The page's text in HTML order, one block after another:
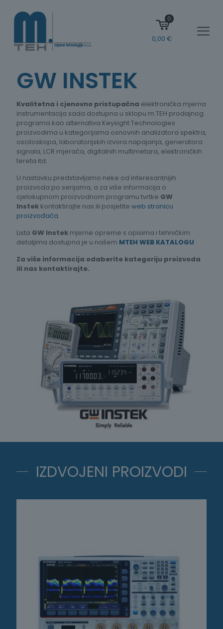
0
0,00 €
GW INSTEK
Kvalitetna i cjenovno pristupačna elektronička mjerna
instrumentacija sada dostupna u sklopu m.TEH prodajnog
programa kao alternativa Keysight Technologies
proizvodima u kategorijama osnovnih analizatora spektra,
osciloskopa, laboratorijskih izvora napajanja, generatora
signala, LCR mjerača, digitalnih multimetara, elektroničkih
tereta itd.
U nastavku predstavljamo neke od interesantnijih
proizvoda po serijama, a za više informacija o
cjelokupnom proizvodnom programu tvrtke GW
Instek kontaktirajte nas ili posjetite web stranicu
proizvođača.
Lista GW Instek mjerne opreme s opisima i tehničkim
detaljima dostupna je u našem MTEH WEB KATALOGU.
Za više informacija odaberite kategoriju proizvoda
ili nas kontaktirajte.
IZDVOJENI PROIZVODI